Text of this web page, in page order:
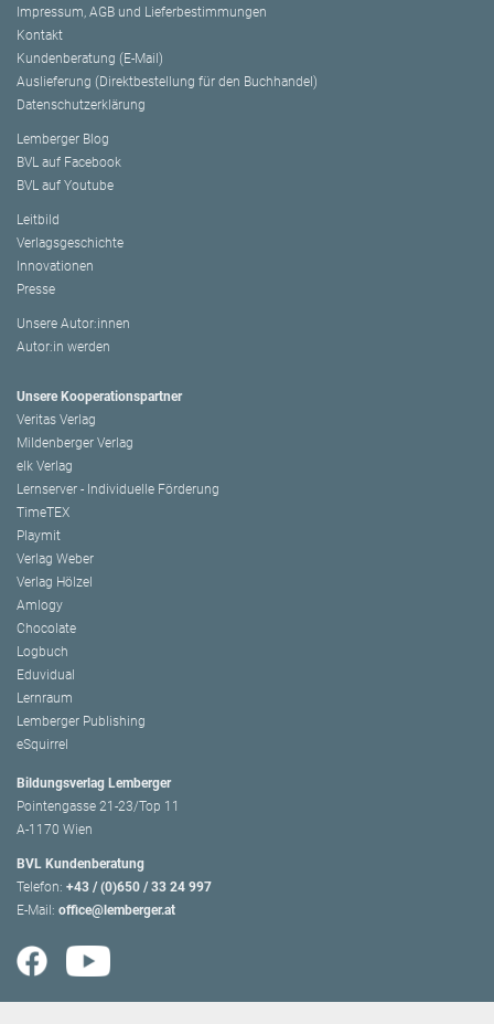
Impressum, AGB und Lieferbestimmungen
Kontakt
Kundenberatung (E-Mail)
Auslieferung (Direktbestellung für den Buchhandel)
Datenschutzerklärung
Lemberger Blog
BVL auf Facebook
BVL auf Youtube
Leitbild
Verlagsgeschichte
Innovationen
Presse
Unsere Autor:innen
Autor:in werden
Unsere Kooperationspartner
Veritas Verlag
Mildenberger Verlag
elk Verlag
Lernserver - Individuelle Förderung
TimeTEX
Playmit
Verlag Weber
Verlag Hölzel
Amlogy
Chocolate
Logbuch
Eduvidual
Lernraum
Lemberger Publishing
eSquirrel
Bildungsverlag Lemberger
Pointengasse 21-23/Top 11
A-1170 Wien
BVL Kundenberatung
Telefon: +43 / (0)650 / 33 24 997
E-Mail: office@lemberger.at